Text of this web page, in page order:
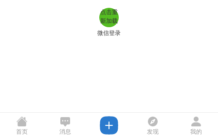
点击重
新加载
微信登录
首页 消息 发现 我的